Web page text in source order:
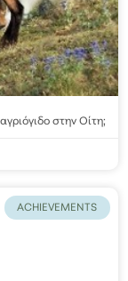
στην Οίτη;
ACHIEVEMENTS